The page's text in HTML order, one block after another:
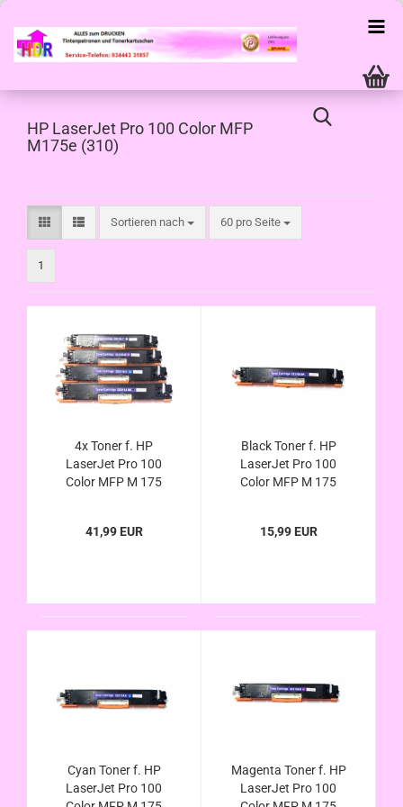
HP LaserJet Pro 100 Color MFP
M175e (310)
Sortieren nach
Sortieren nach 60 pro Seite
pro Seite
1
4x Toner f. HP
LaserJet Pro 100
Color MFP M 175
ersetzt 126A CE310A
41,99 EUR
Black Toner f. HP
LaserJet Pro 100
Color MFP M 175
ersetzt 126A CE310A
15,99 EUR
Cyan Toner f. HP
LaserJet Pro 100
Magenta Toner f. HP
LaserJet Pro 100